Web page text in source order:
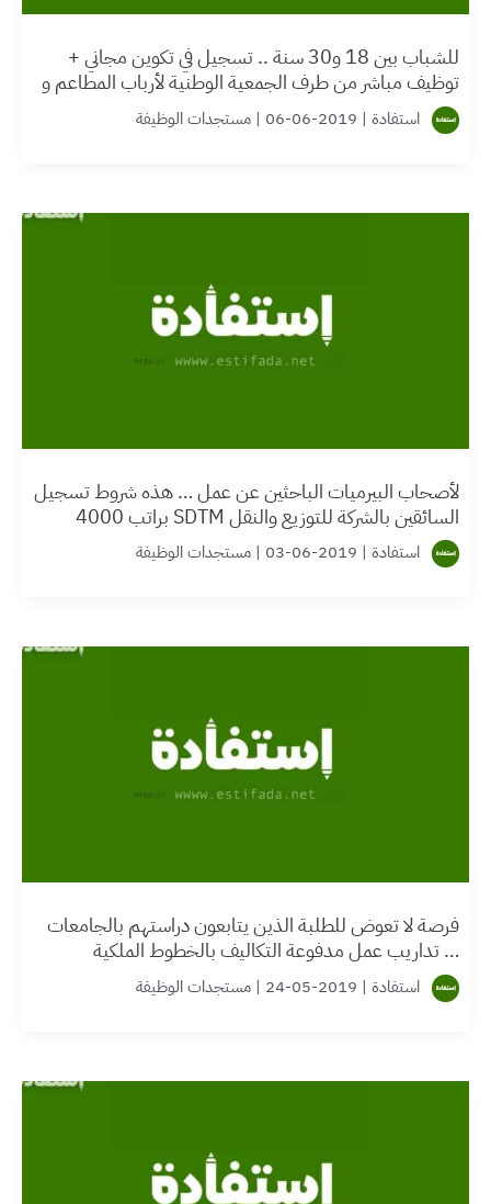
للشباب بين 18 و30 سنة .. تسجيل في تكوين مجاني +
توظيف مباشر من طرف الجمعية الوطنية لأرباب المطاعم و
المقاهي (125 منصب)
استفادة |
2019-06-06
|مستجدات الوظيفة
لأصحاب البيرميات الباحثين عن عمل … هذه شروط تسجيل
السائقين بالشركة للتوزيع والنقل SDTM براتب 4000
شهري درهم
استفادة |
2019-06-03
|مستجدات الوظيفة
فرصة لا تعوض للطلبة الذين يتابعون دراستهم بالجامعات
… تداريب عمل مدفوعة التكاليف بالخطوط الملكية
المغربية + راتب شهري 2000 درهم
استفادة |
2019-05-24
|مستجدات الوظيفة